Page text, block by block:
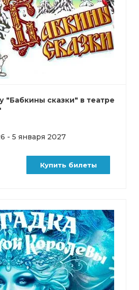
"Бабкины сказки" в театре
- 5 января 2027
Купить билеты